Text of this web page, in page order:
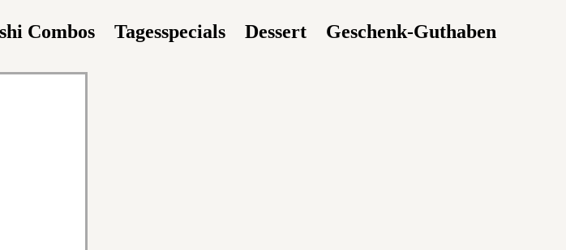
Combos Tagesspecials Dessert Geschenk-Guthaben